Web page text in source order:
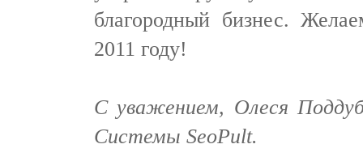
благородный бизнес.
2011 году!
С уважением, Олеся
Системы SeoPult.